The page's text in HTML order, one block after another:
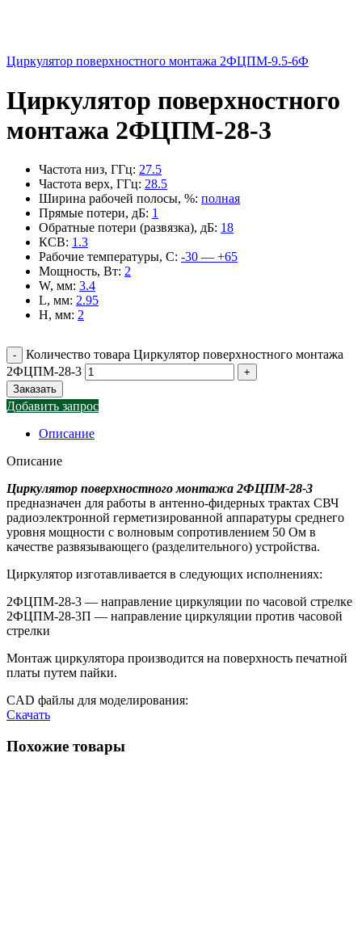
Циркулятор поверхностного монтажа 2ФЦПМ-9.5-6Ф
Циркулятор поверхностного
монтажа 2ФЦПМ-28-3
Частота низ, ГГц: 27.5
Частота верх, ГГц: 28.5
Ширина рабочей полосы, %: полная
Прямые потери, дБ: 1
Обратные потери (развязка), дБ: 18
КСВ: 1.3
Рабочие температуры, С: -30 — +65
Мощность, Вт: 2
W, мм: 3.4
L, мм: 2.95
H, мм: 2
Количество товара Циркулятор поверхностного монтажа
2ФЦПМ-28-3
Заказать
Добавить запрос
Описание
Описание
Циркулятор поверхностного монтажа 2ФЦПМ-28-3
предназначен для работы в антенно-фидерных трактах СВЧ
радиоэлектронной герметизированной аппаратуры среднего
уровня мощности с волновым сопротивлением 50 Ом в
качестве развязывающего (разделительного) устройства.
Циркулятор изготавливается в следующих исполнениях:
2ФЦПМ-28-3 — направление циркуляции по часовой стрелке
2ФЦПМ-28-3П — направление циркуляции против часовой
стрелки
Монтаж циркулятора производится на поверхность печатной
платы путем пайки.
CAD файлы для моделирования:
Скачать
Похожие товары